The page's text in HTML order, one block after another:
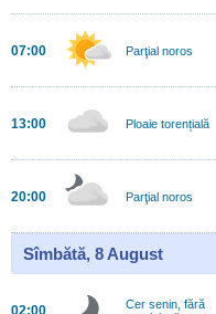
07:00 Parţial noros
13:00 Ploaie torențială
20:00 Parţial noros
Sîmbătă, 8 August
02:00
Cer senin, fără